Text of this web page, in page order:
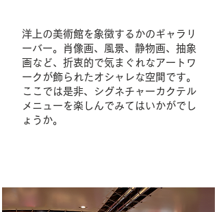
洋上の美術館を象徴するかのギャラリ
ーバー。肖像画、風景、静物画、抽象
画など、折衷的で気まぐれなアートワ
ークが飾られたオシャレな空間です。
ここでは是非、シグネチャーカクテル
メニューを楽しんでみてはいかがでし
ょうか。